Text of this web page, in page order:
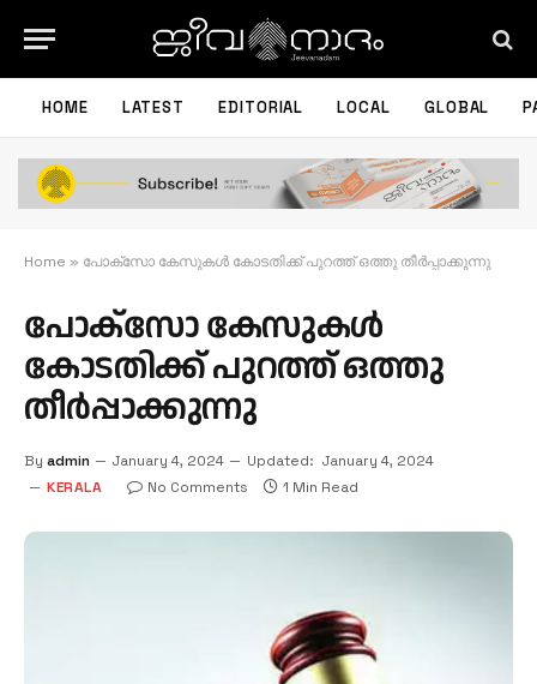
HOME LATEST EDITORIAL LOCAL GLOBAL
Home » പോക്സോ കേസുകൾ കോടതിക്ക് പുറത്ത് ഒത്തു തീർപ്പാക്കുന്നു
പോക്സോ കേസുകൾ
കോടതിക്ക് പുറത്ത് ഒത്തു
തീർപ്പാക്കുന്നു
By admin January 4, 2024 Updated: January 4, 2024
KERALA
No Comments 1 Min Read